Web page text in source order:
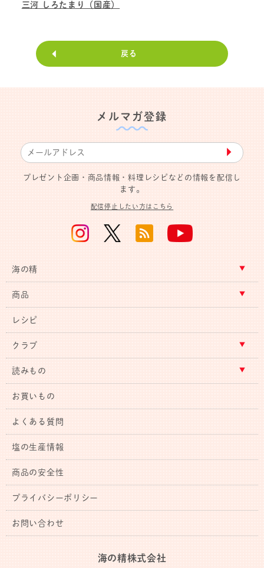
三河 しろたまり（国産）
戻る
メルマガ登録
▶︎
プレゼント企画・商品情報・料理レシピなどの情報を配信し
ます。
配信停止したい方はこちら
海の精
商品
レシピ
クラブ
読みもの
お買いもの
よくある質問
塩の生産情報
商品の安全性
プライバシーポリシー
お問い合わせ
海の精株式会社